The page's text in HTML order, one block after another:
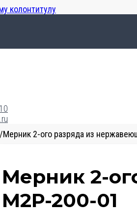
колонтитулу
/Мерник 2-ого разряда из
Мерник 2-
М2Р-200-01